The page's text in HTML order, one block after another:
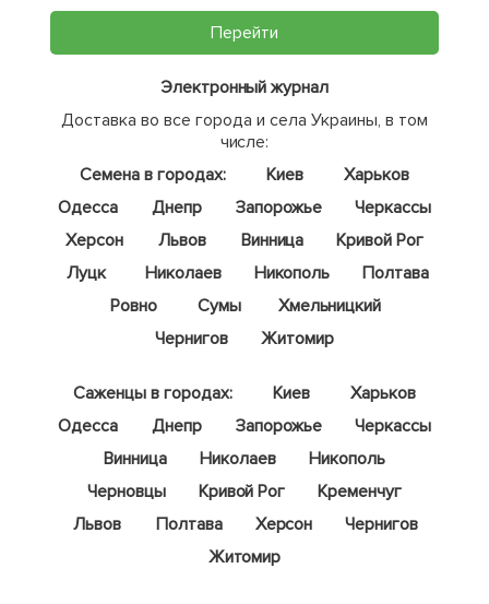
Перейти
Электронный журнал
Доставка во все города и села Украины, в том
числе:
Семена в городах:
Киев
Харьков
Одесса
Днепр Запорожье
Черкассы
Херсон
Львов Винница
Кривой Рог
Луцк
Николаев Никополь
Полтава
Ровно
Сумы
Хмельницкий
Чернигов
Житомир
Саженцы в городах: Киев
Харьков
Одесса
Днепр Запорожье
Черкассы
Винница
Николаев
Никополь
Черновцы
Кривой Рог
Кременчуг
Львов
Полтава Херсон
Чернигов
Житомир